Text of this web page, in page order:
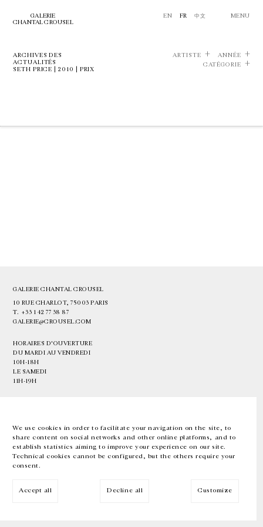
We use cookies in order to facilitate your navigation on the site, to
share content on social networks and other online platforms, and to
establish statistics aiming to improve your experience on our site.
Technical cookies cannot be configured, but the others require your
consent.
Accept all Decline all Customize
GALERIE
CHANTAL CROUSEL
EN FR 中文 MENU
ARCHIVES DES
ACTUALITÉS
SETH PRICE | 2010 | PRIX
ARTISTE
ANNÉE
CATÉGORIE
GALERIE CHANTAL CROUSEL
10 RUE CHARLOT, 75003 PARIS
T. +33 1 42 77 38 87
GALERIE@CROUSEL.COM
HORAIRES D'OUVERTURE
DU MARDI AU VENDREDI
10H-18H
LE SAMEDI
11H-19H
EN FR 中文 Facebook Instagram
Inscrivez-vous à notre newsletter